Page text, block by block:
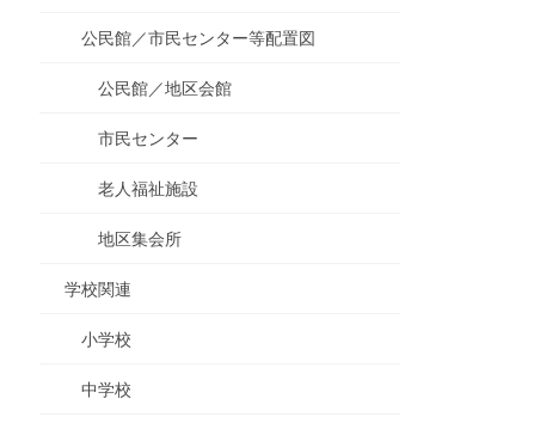
公民館／市民センター等配置図
公民館／地区会館
市民センター
老人福祉施設
地区集会所
学校関連
小学校
中学校